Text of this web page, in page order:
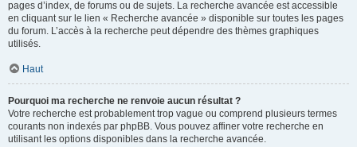
pages d’index, de forums ou de sujets. La recherche avancée est accessible
en cliquant sur le lien « Recherche avancée » disponible sur toutes les pages
du forum. L’accès à la recherche peut dépendre des thèmes graphiques
utilisés.
Haut
Pourquoi ma recherche ne renvoie aucun résultat ?
Votre recherche est probablement trop vague ou comprend plusieurs termes
courants non indexés par phpBB. Vous pouvez affiner votre recherche en
utilisant les options disponibles dans la recherche avancée.